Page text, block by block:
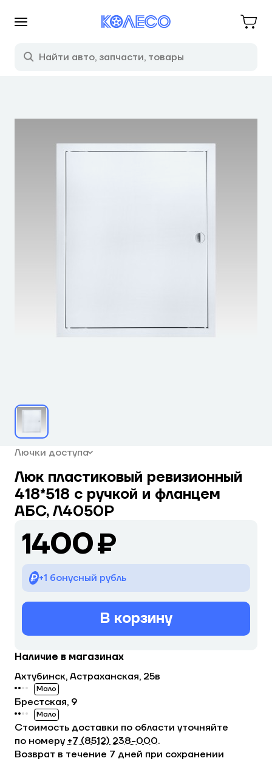
Лючки доступа
Люк пластиковый ревизионный
418*518 с ручкой и фланцем
АБС, Л4050Р
1400 ₽
+1 бонусный рубль
В корзину
Стоимость доставки по области уточняйте
по номеру +7 (8512) 238−000.
Возврат в течение 7 дней при сохранении
Наличие в магазинах
Ахтубинск, Астраханская, 25в
Мало
Брестская, 9
Мало